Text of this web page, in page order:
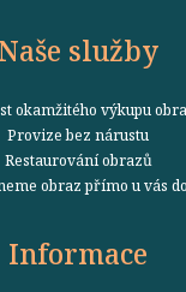
Naše služby
okamžitého výkupu
Provize bez nárustu
Restaurování obrazů
obraz přímo u vás
Informace